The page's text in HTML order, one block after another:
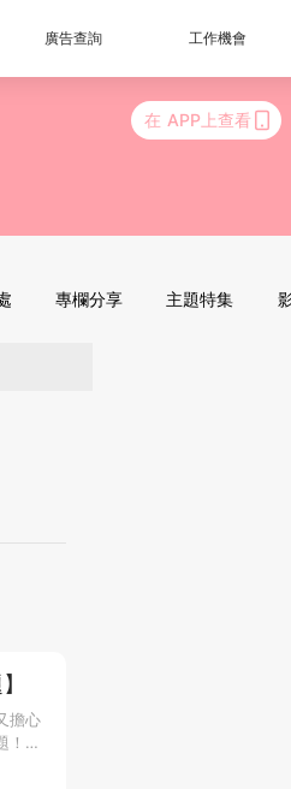
廣告查詢 工作機會
在 APP上查看
專欄分享 主題特集
擔心
！！